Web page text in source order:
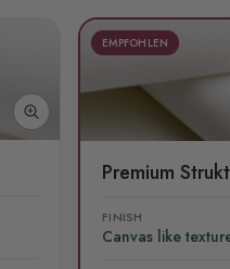
EMPFOHLEN
Premium
FINISH
Canvas like